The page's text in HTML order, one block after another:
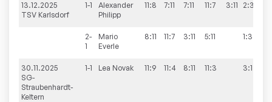
13.12.2025
TSV Karlsdorf
1-1
Alexander
Philipp
11:8 7:11 7:11 11:7 3:11 2:3
2-
1
Mario
Everle
8:11 11:7 3:11 5:11 1:3
30.11.2025
SG-
Straubenhardt-
Keltern
1-1 Lea Novak 11:9 11:4 8:11 11:3 3:1